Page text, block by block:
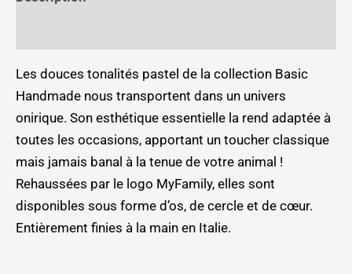
Les douces tonalités pastel de la collection Basic
Handmade nous transportent dans un univers
onirique. Son esthétique essentielle la rend adaptée à
toutes les occasions, apportant un toucher classique
mais jamais banal à la tenue de votre animal !
Rehaussées par le logo MyFamily, elles sont
disponibles sous forme d’os, de cercle et de cœur.
Entièrement finies à la main en Italie.